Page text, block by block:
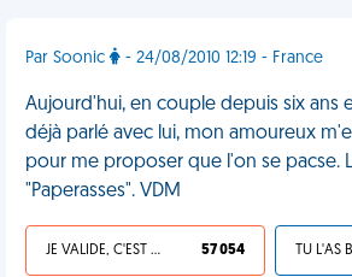
Par Soonic - 24/08/2010 12:19 - France
Aujourd'hui, en couple depuis six ans
déjà parlé avec lui, mon amoureux
pour me proposer que l'on se pacse.
"Paperasses". VDM
JE VALIDE, C'EST UNE VDM 57 054